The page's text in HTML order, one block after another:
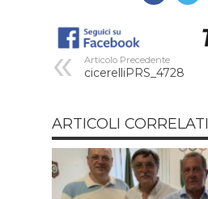
Articolo Precedente
cicerelliPRS_4728
ARTICOLI CORRELATI